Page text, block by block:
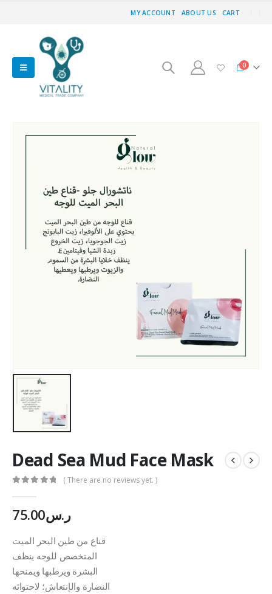
MY ACCOUNT ABOUT US CART
0
Dead Sea Mud Face Mask
( There are no reviews yet. )
ر.س75.00
قناع من طين البحر الميت
المتخصص للوجه ينظف
البشرة ويرطبها ويمنحها
النضارة والإنتعاش؛ لاحتوائه